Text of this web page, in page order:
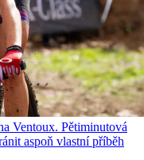
Ventoux. Pětiminutová
aspoň vlastní příběh